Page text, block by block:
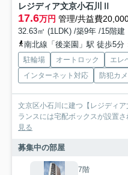
レジディア文京小石川Ⅱ
17.6万円 管理/共益費
32.63㎡ (1LDK) /築9年 /15階建
南北線「後楽園」駅 徒歩5分
駐輪場 オートロック エレ
インターネット対応
防犯カ
文京区小石川に建つ【レジディ
ランスには宅配ボックスが設置
見る
募集中の部屋
7階